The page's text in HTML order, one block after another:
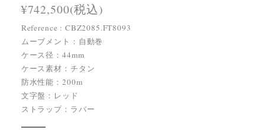
¥742,500(税込)
Reference : CBZ2085.FT8093
ムーブメント：自動巻
ケース径：44mm
ケース素材：チタン
防水性能：200m
文字盤：レッド
ストラップ：ラバー